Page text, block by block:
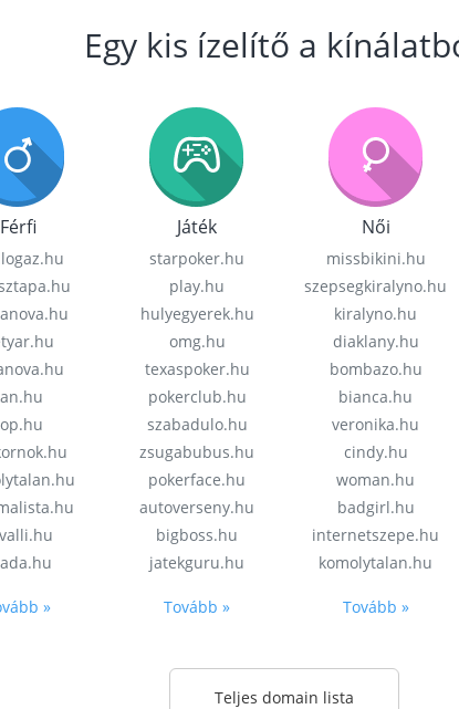
Egy kis ízelítő a
Férfi
»
Játék
starpoker.hu
play.hu
hulyegyerek.hu
omg.hu
texaspoker.hu
pokerclub.hu
szabadulo.hu
zsugabubus.hu
pokerface.hu
autoverseny.hu
bigboss.hu
jatekguru.hu
Tovább »
Női
missbikini.hu
szepsegkiralyno.hu
kiralyno.hu
diaklany.hu
bombazo.hu
bianca.hu
veronika.hu
cindy.hu
woman.hu
badgirl.hu
internetszepe.hu
komolytalan.hu
Tovább »
Teljes domain lista